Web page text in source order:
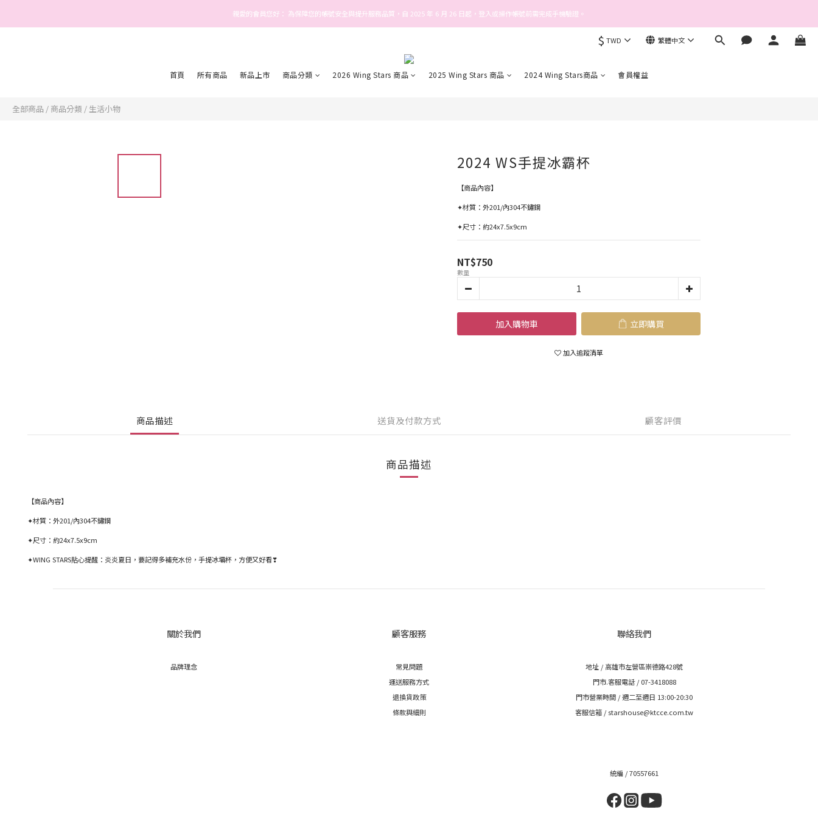
Welcome! Stars house
親愛的會員您好： 為保障您的帳號安全與提升服務品質，自 2025 年 6 月 26 日起，登入或操作帳號前需完成手機驗證。
$ TWD 繁體中文
首頁 所有商品 新品上市 商品分類 2026 Wing Stars 商品 2025 Wing Stars 商品 2024 Wing Stars商品 會員權益
全部商品 / 商品分類 / 生活小物
2024 WS手提冰霸杯
【商品內容】
✦材質：外201/內304不鏽鋼
✦尺寸：約24x7.5x9cm
NT$750
數量
加入購物車 立即購買
加入追蹤清單
商品描述 送貨及付款方式 顧客評價
商品描述
【商品內容】
✦材質：外201/內304不鏽鋼
✦尺寸：約24x7.5x9cm
✦WING STARS貼心提醒：炎炎夏日，要記得多補充水份，手提冰壩杯，方便又好看❣
立即購買
關於我們
品牌理念
顧客服務
常見問題
運送服務方式
退換貨政策
條款與細則
聯絡我們
地址 / 高雄市左營區崇德路428號
門市.客服電話 / 07-3418088
門市營業時間 / 週二至週日 13:00-20:30
客服信箱 / starshouse@ktcce.com.tw
統編 / 70557661